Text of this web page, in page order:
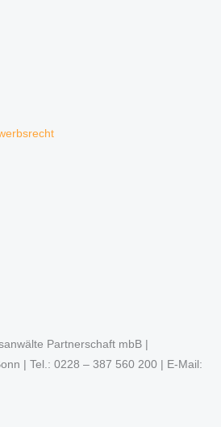
Partnerschaft mbB |
| Tel.: 0228 – 387 560 200 | E-Mail: